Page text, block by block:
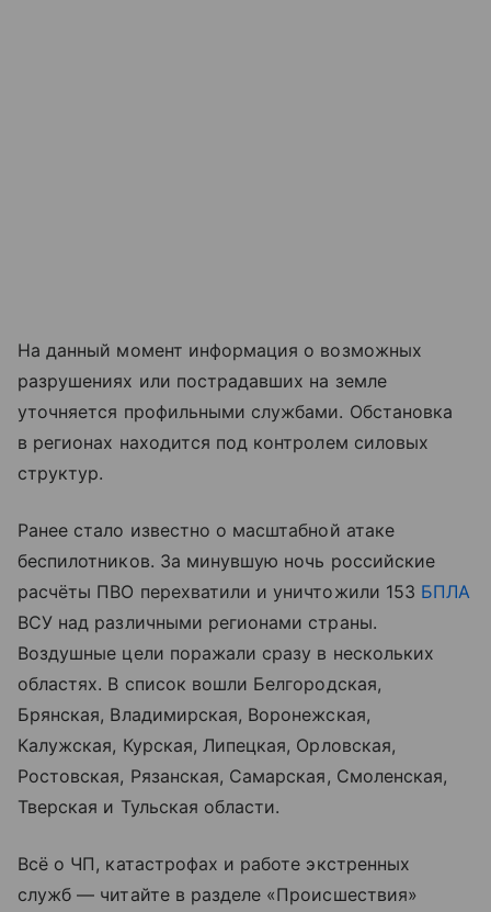
На данный момент информация о возможных
разрушениях или пострадавших на земле
уточняется профильными службами. Обстановка
в регионах находится под контролем силовых
структур.
Ранее стало известно о масштабной атаке
беспилотников. За минувшую ночь российские
расчёты ПВО перехватили и уничтожили 153 БПЛА
ВСУ над различными регионами страны.
Воздушные цели поражали сразу в нескольких
областях. В список вошли Белгородская,
Брянская, Владимирская, Воронежская,
Калужская, Курская, Липецкая, Орловская,
Ростовская, Рязанская, Самарская, Смоленская,
Тверская и Тульская области.
Всё о ЧП, катастрофах и работе экстренных
служб — читайте в разделе «Происшествия»